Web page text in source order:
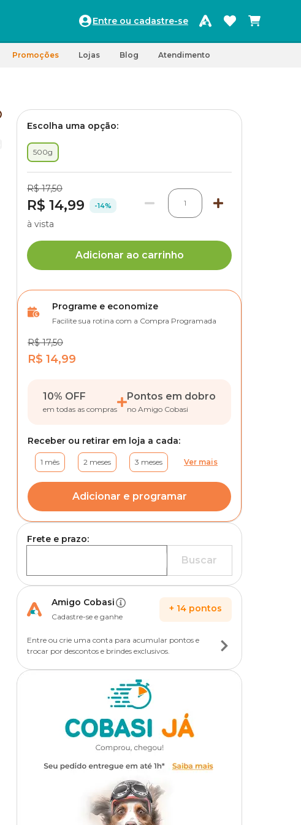
Entre ou cadastre-se
Promoções Lojas Blog Atendimento
Escolha uma opção:
500g
R$ 17,50
R$ 14,99 -14% 1
à vista
Adicionar ao carrinho
Programe e economize
Facilite sua rotina com a Compra Programada
R$ 17,50
R$ 14,99
10% OFF
em todas as compras
Pontos em dobro
no Amigo Cobasi
Receber ou retirar em loja a cada:
1 mês 2 meses 3 meses Ver mais
Adicionar e programar
Frete e prazo:
Buscar
Amigo Cobasi
Cadastre-se e ganhe
+ 14 pontos
Entre ou crie uma conta para acumular pontos e
trocar por descontos e brindes exclusivos.